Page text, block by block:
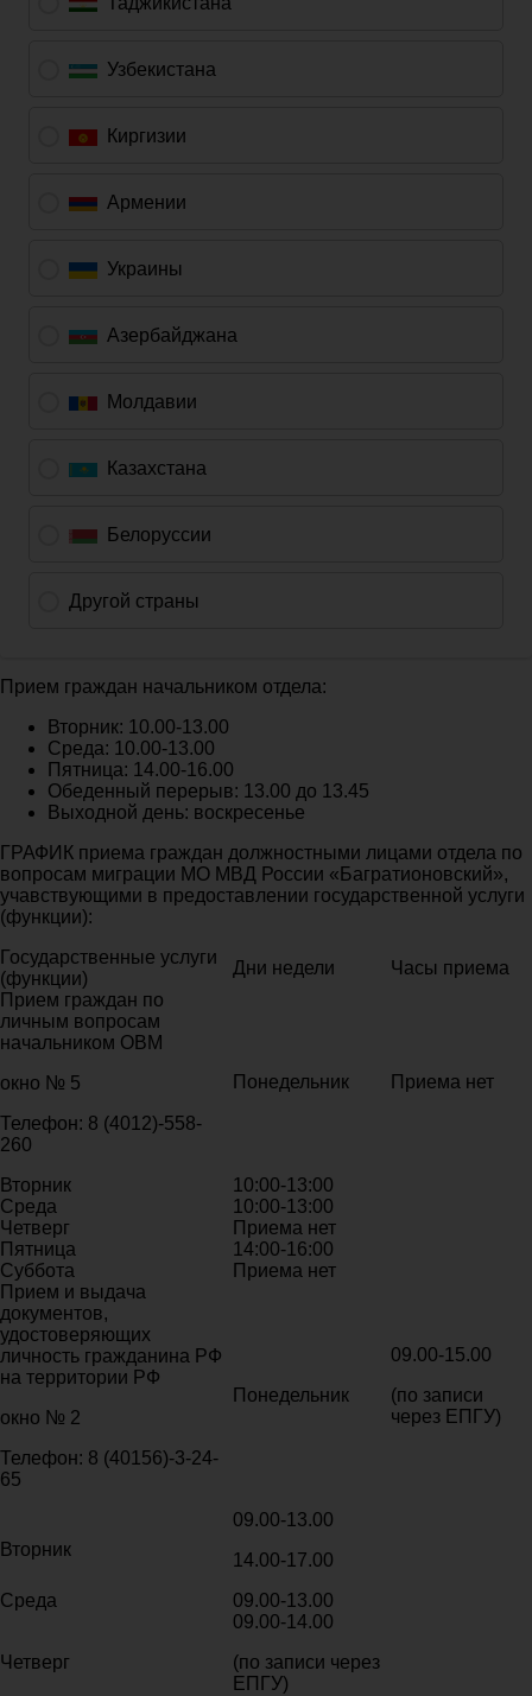
Прием граждан начальником отдела:
Вторник: 10.00-13.00
Среда: 10.00-13.00
Пятница: 14.00-16.00
Обеденный перерыв: 13.00 до 13.45
Выходной день: воскресенье
ГРАФИК приема граждан должностными лицами отдела по
вопросам миграции МО МВД России «Багратионовский»,
учавствующими в предоставлении государственной услуги
(функции):
Государственные услуги
(функции)
Дни недели
Часы приема
Прием граждан по
личным вопросам
начальником ОВМ
окно № 5
Телефон: 8 (4012)-558-
260
Понедельник Приема нет
Вторник
10:00-13:00
Среда
10:00-13:00
Четверг
Приема нет
Пятница
14:00-16:00
Суббота
Приема нет
Прием и выдача
документов,
удостоверяющих
личность гражданина РФ
на территории РФ
окно № 2
Телефон: 8 (40156)-3-24-
65
Понедельник
09.00-15.00
(по записи
через ЕПГУ)
Вторник
09.00-13.00
14.00-17.00
Среда
09.00-13.00
Четверг
09.00-14.00
(по записи через
ЕПГУ)